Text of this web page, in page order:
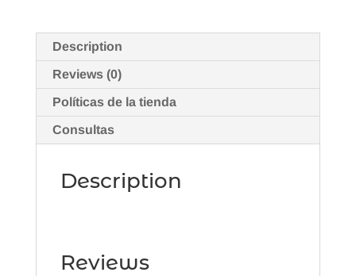
Description
Reviews (0)
Políticas de la tienda
Consultas
Description
Reviews